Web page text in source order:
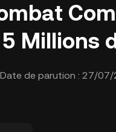
5 Millions
Date de parution : 27/07/